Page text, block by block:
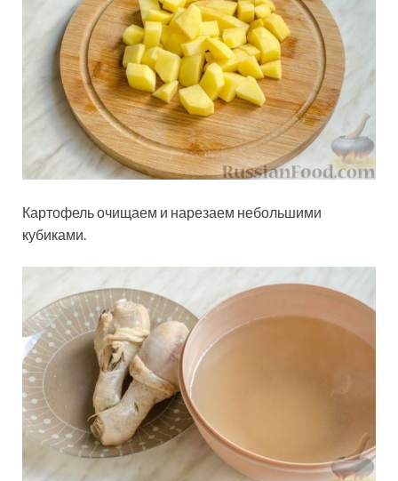
Картофель очищаем и нарезаем небольшими
кубиками.